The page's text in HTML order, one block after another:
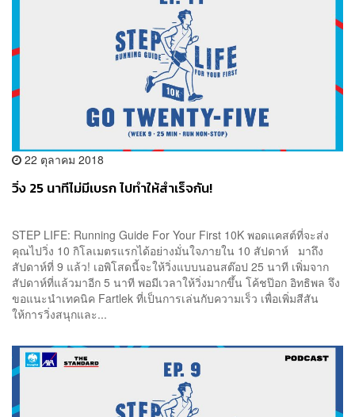
22 ตุลาคม 2018
วิ่ง 25 นาทีไม่มีเบรก ไปทำให้สำเร็จกัน!
STEP LIFE: Running Guide For Your First 10K พอดแคสต์ที่จะส่ง
คุณไปวิ่ง 10 กิโลเมตรแรกได้อย่างมั่นใจภายใน 10 สัปดาห์ มาถึง
สัปดาห์ที่ 9 แล้ว! เอพิโสดนี้จะให้วิ่งแบบนอนสต๊อป 25 นาที เพิ่มจาก
สัปดาห์ที่แล้วมาอีก 5 นาที พอมีเวลาให้วิ่งมากขึ้น โค้ชป๊อก อิทธิพล จึง
ขอแนะนำเทคนิค Fartlek ที่เป็นการเล่นกับความเร็ว เพื่อเพิ่มสีสัน
ให้การวิ่งสนุกและ...